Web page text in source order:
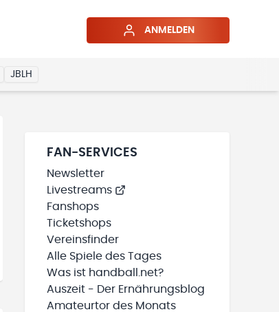
ANMELDEN
JBLH
FAN-SERVICES
Newsletter
Livestreams
Fanshops
Ticketshops
Vereinsfinder
Alle Spiele des Tages
Was ist handball.net?
Auszeit - Der Ernährungsblog
Amateurtor des Monats